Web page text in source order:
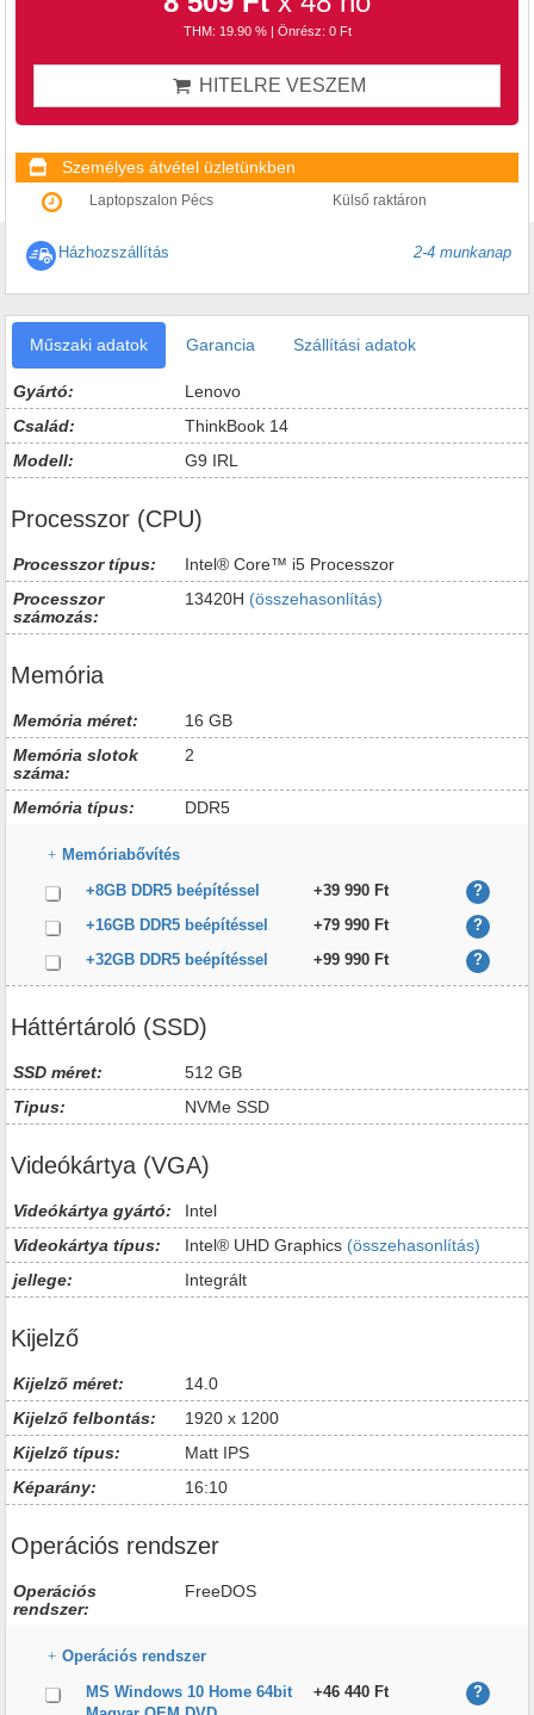
THM: 19.90 % | Önrész: 0 Ft
HITELRE VESZEM
Személyes átvétel üzletünkben
Laptopszalon Pécs Külső raktáron
Házhozszállítás 2-4 munkanap
Műszaki adatok Garancia Szállítási adatok
Gyártó:
Lenovo
Család:
ThinkBook 14
Modell:
G9 IRL
Processzor (CPU)
Processzor típus:
Intel® Core™ i5 Processzor
Processzor
számozás:
13420H (összehasonlítás)
Memória
Memória méret:
16 GB
Memória slotok
száma:
2
Memória típus: DDR5
Memóriabővítés
+8GB DDR5 beépítéssel
+39 990 Ft
?
+16GB DDR5 beépítéssel
+79 990 Ft
?
+32GB DDR5 beépítéssel
+99 990 Ft ?
Háttértároló (SSD)
SSD méret:
512 GB
Tipus:
NVMe SSD
Videókártya (VGA)
Videókártya gyártó:
Intel
Videokártya típus:
Intel® UHD Graphics (összehasonlítás)
jellege:
Integrált
Kijelző
Kijelző méret:
14.0
Kijelző felbontás:
1920 x 1200
Kijelző típus:
Matt IPS
Képarány:
16:10
Operációs rendszer
Operációs
rendszer:
FreeDOS
Operációs rendszer
MS Windows 10 Home 64bit
+46 440 Ft ?